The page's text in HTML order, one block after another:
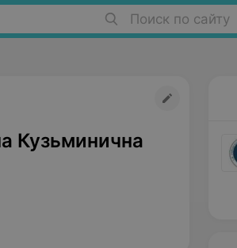
Поиск по сайту
Кузьминична